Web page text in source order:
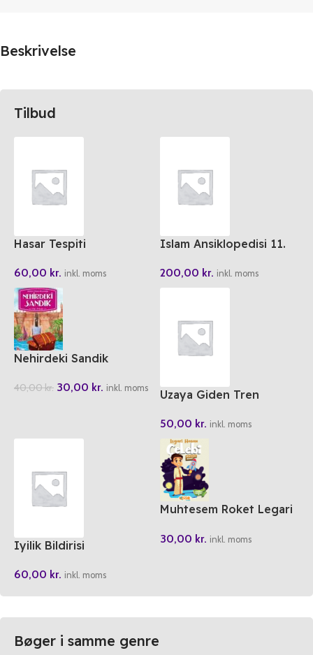
Beskrivelse
Tilbud
Hasar Tespiti
60,00 kr. inkl. moms
Islam Ansiklopedisi 11.
200,00 kr. inkl. moms
Nehirdeki Sandik
40,00kr. 30,00 kr. inkl. moms Uzaya Giden Tren
50,00 kr. inkl. moms
Iyilik Bildirisi
60,00 kr. inkl. moms
Muhtesem Roket Legari
30,00 kr. inkl. moms
Bøger i samme genre